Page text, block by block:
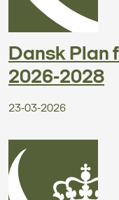
Dansk Plan
2026-2028
23-03-2026